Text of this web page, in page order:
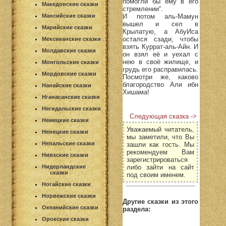
Македонские сказки
Мансийские сказки
Марийские сказки
Мексиканские сказки
Молдавские сказки
Монгольские сказки
Мордовские сказки
Нанайские сказки
Нганасанские сказки
Негидальские сказки
Немецкие сказки
Ненецкие сказки
Непальские сказки
Нивхские сказки
Нидерландские
сказки
Ногайские сказки
Норвежские сказки
Океанийские сказки
Орокские сказки
стремлении“.
И потом аль-Мамун
вышел и сел в
Крылатую, а АбуИса
остался сзади, чтобы
взять Куррат-аль-Айн. И
он взял её и уехал с
нею в своё жилище, и
грудь его расправилась.
Посмотри же, каково
благородство Али ибн
Хишама!
Следующая сказка ->
Уважаемый читатель,
мы заметили, что Вы
зашли как гость. Мы
рекомендуем Вам
зарегистрироваться
либо зайти на сайт
под своим именем.
Другие сказки из этого
раздела: